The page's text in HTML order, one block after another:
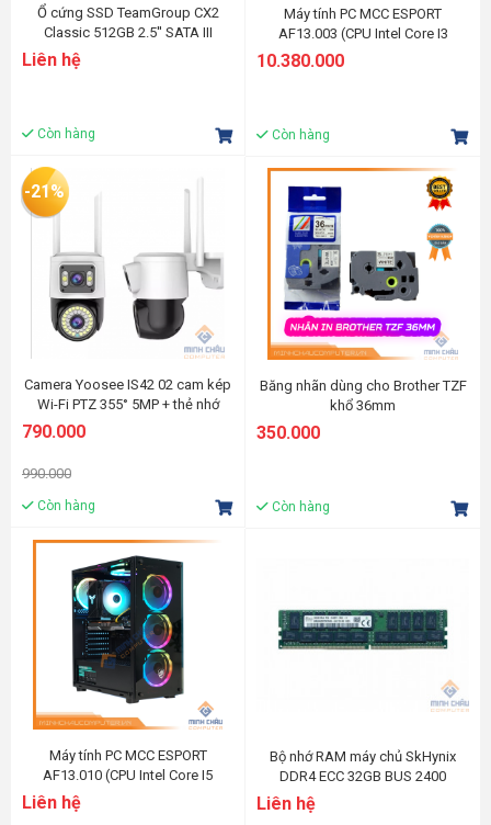
Ổ cứng SSD TeamGroup CX2
Classic 512GB 2.5'' SATA III
Liên hệ
Còn hàng
Máy tính PC MCC ESPORT
AF13.003 (CPU Intel Core I3
10100F/ Main H510/ 8GB RGB/
10.380.000
Còn hàng
Camera Yoosee IS42 02 cam kép
Wi-Fi PTZ 355° 5MP + thẻ nhớ
64Gb - Ngoài trời
790.000
990.000
-21%
Còn hàng
Băng nhãn dùng cho Brother TZF
khổ 36mm
(White/Yellow/Blue/Green)
350.000
Còn hàng
Máy tính PC MCC ESPORT
AF13.010 (CPU Intel Core I5
12400F/ Main H610/ 16GB RGB/
SSD 512GB NVMe/ GTX 1650 4G/
Liên hệ
Bộ nhớ RAM máy chủ SkHynix
DDR4 ECC 32GB BUS 2400
Liên hệ